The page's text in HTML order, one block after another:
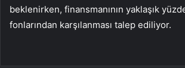
beklenirken, finansmanının yaklaşık
fonlarından karşılanması talep ediliyor.